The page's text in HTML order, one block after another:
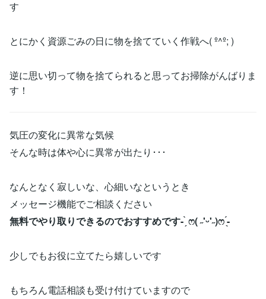
す
とにかく資源ごみの日に物を捨てていく作戦へ( º^º; )
逆に思い切って物を捨てられると思ってお掃除がんばりま
す！
気圧の変化に異常な気候
そんな時は体や心に異常が出たり･･･
なんとなく寂しいな、心細いなというとき
メッセージ機能でご相談ください
無料でやり取りできるのでおすすめです- ̗̀ ෆ( ˶'ᵕ'˶)ෆ ̖́-
少しでもお役に立てたら嬉しいです
もちろん電話相談も受け付けていますので